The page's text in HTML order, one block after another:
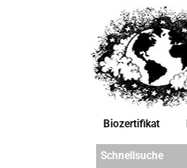
Biozertifikat
Schnellsuche